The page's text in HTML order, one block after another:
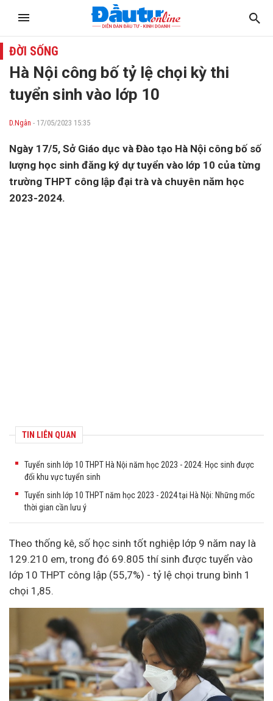
ĐỜI SỐNG
Hà Nội công bố tỷ lệ chọi kỳ thi
tuyển sinh vào lớp 10
D.Ngân - 17/05/2023 15:35
Ngày 17/5, Sở Giáo dục và Đào tạo Hà Nội công bố số
lượng học sinh đăng ký dự tuyển vào lớp 10 của từng
trường THPT công lập đại trà và chuyên năm học
2023-2024.
TIN LIÊN QUAN
Tuyển sinh lớp 10 THPT Hà Nội năm học 2023 - 2024: Học sinh được
đổi khu vực tuyển sinh
Tuyển sinh lớp 10 THPT năm học 2023 - 2024 tại Hà Nội: Những mốc
thời gian cần lưu ý
Theo thống kê, số học sinh tốt nghiệp lớp 9 năm nay là
129.210 em, trong đó 69.805 thí sinh được tuyển vào
lớp 10 THPT công lập (55,7%) - tỷ lệ chọi trung bình 1
chọi 1,85.